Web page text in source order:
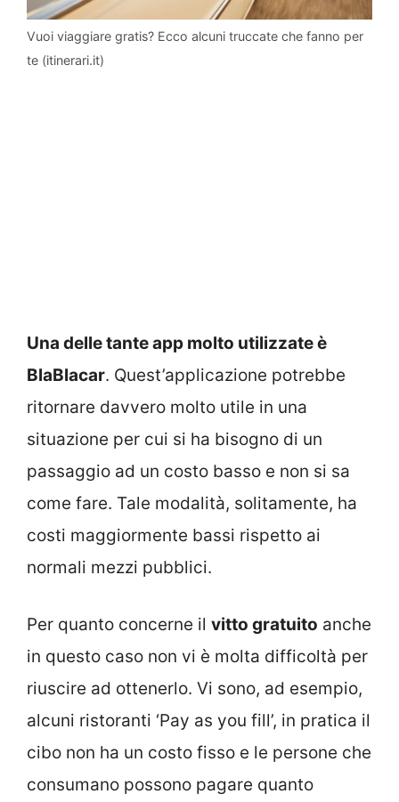
Vuoi viaggiare gratis? Ecco alcuni truccate che fanno per
te (itinerari.it)
Una delle tante app molto utilizzate è
BlaBlacar. Quest’applicazione potrebbe
ritornare davvero molto utile in una
situazione per cui si ha bisogno di un
passaggio ad un costo basso e non si sa
come fare. Tale modalità, solitamente, ha
costi maggiormente bassi rispetto ai
normali mezzi pubblici.
Per quanto concerne il vitto gratuito anche
in questo caso non vi è molta difficoltà per
riuscire ad ottenerlo. Vi sono, ad esempio,
alcuni ristoranti ‘Pay as you fill’, in pratica il
cibo non ha un costo fisso e le persone che
consumano possono pagare quanto